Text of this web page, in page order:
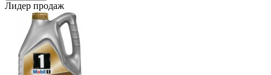
Лидер продаж